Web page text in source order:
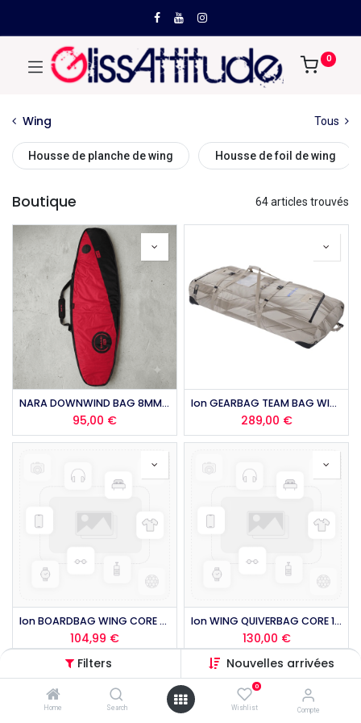
Filters Nouvelles arrivées
Home Search
0
Wishlist Compte
0
Wing Tous
Housse de planche de wing Housse de foil de wing
Boutique 64 articles trouvés
NARA DOWNWIND BAG 8MM 2026
95,00 €
Ion GEARBAG TEAM BAG WING 2026
289,00 €
Ion BOARDBAG WING CORE SLIM 2026
104,99 €
Ion WING QUIVERBAG CORE 150 2026
130,00 €